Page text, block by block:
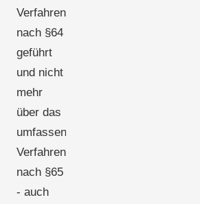
Verfahren
nach §64
geführt
und nicht
mehr
über das
umfassende
Verfahren
nach §65
- auch